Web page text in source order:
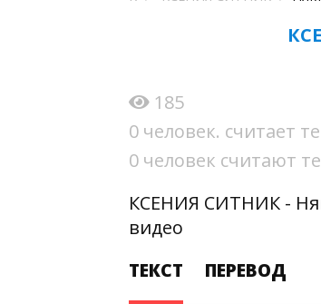
185
0 человек. считает
0 человек считают
КСЕНИЯ СИТНИК -
видео
ТЕКСТ
ПЕРЕВОД